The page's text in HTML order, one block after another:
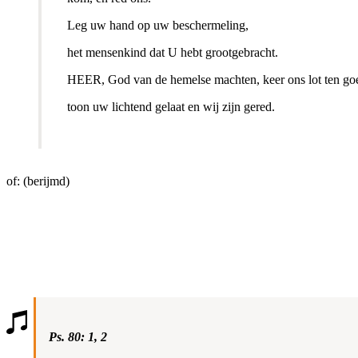
Leg uw hand op uw beschermeling,
het mensenkind dat U hebt grootgebracht.
HEER, God van de hemelse machten, keer ons lot ten
toon uw lichtend gelaat en wij zijn gered.
of: (berijmd)
Ps. 80: 1, 2